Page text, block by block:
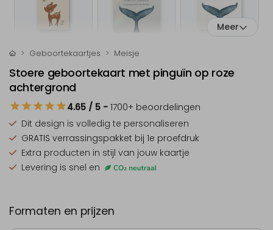
Meer
Geboortekaartjes Meisje
Stoere geboortekaart met pinguïn op roze
achtergrond
4.65 / 5 - 1700+ beoordelingen
Dit design is volledig te personaliseren
GRATIS verrassingspakket bij 1e proefdruk
Extra producten in stijl van jouw kaartje
Levering is snel en
Formaten en prijzen